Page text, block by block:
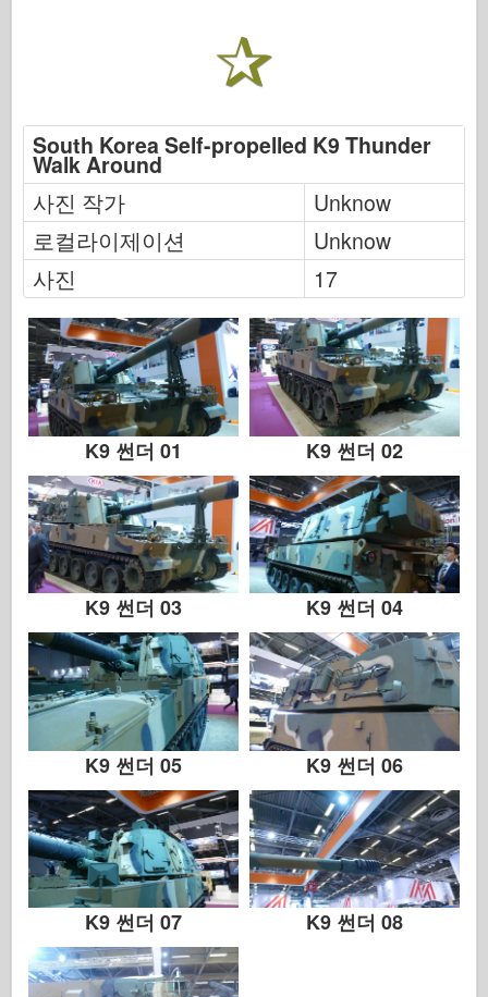
Eduard
E.T. 모델
미세 금형
용맹의 힘
프리울모델
하세가와
헬러
취미 보스
IBG 모델
Icm
Italeri
범례
멩 모델
잠수복
Tristar
트럼펫
즈베즈다
앨범 사진
산책
책
Dvd
South Korea Self-propelled K9 Thunder
Walk Around
사진 작가
Unknow
로컬라이제이션
Unknow
사진
17
K9 썬더 01 K9 썬더 02
K9 썬더 03 K9 썬더 04
K9 썬더 05 K9 썬더 06
K9 썬더 07 K9 썬더 08